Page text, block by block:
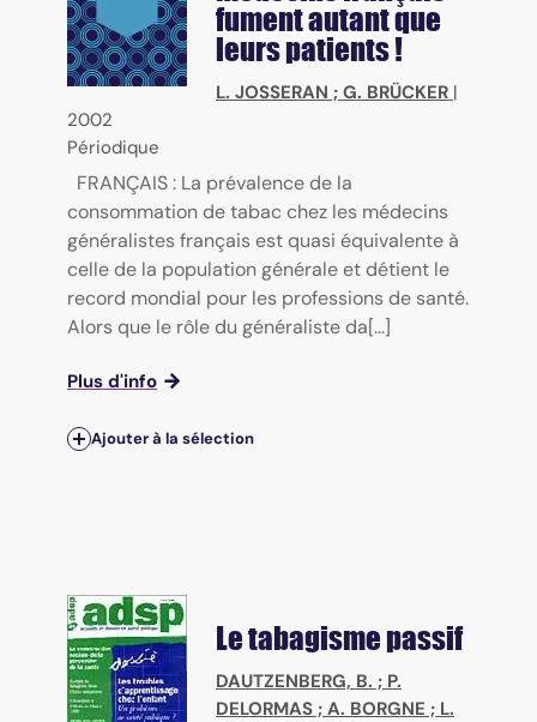
fument autant que
leurs patients !
L. JOSSERAN ; G. BRÜCKER |
2002
Périodique
FRANÇAIS : La prévalence de la
consommation de tabac chez les médecins
généralistes français est quasi équivalente à
celle de la population générale et détient le
record mondial pour les professions de santé.
Alors que le rôle du généraliste da[...]
Plus d'info
Ajouter à la sélection
Le tabagisme passif
DAUTZENBERG, B. ; P.
DELORMAS ; A. BORGNE ; L.